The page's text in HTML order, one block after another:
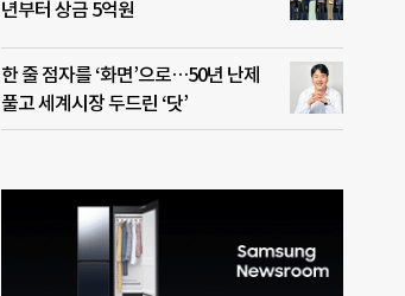
년부터 상금 5억원
한 줄 점자를 ‘화면’으로…50년 난제
풀고 세계시장 두드린 ‘닷’